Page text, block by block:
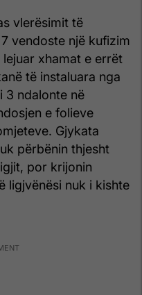
vlerësimit të
vendoste një kufizim
xhamat e errët
të instaluara nga
3 ndalonte në
e folieve
Gjykata
përbënin thjesht
por krijonin
ligjvënësi nuk i kishte